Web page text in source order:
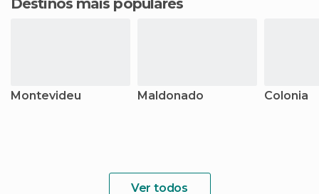
Destinos mais populares
Montevideu Maldonado Colonia
Ver todos